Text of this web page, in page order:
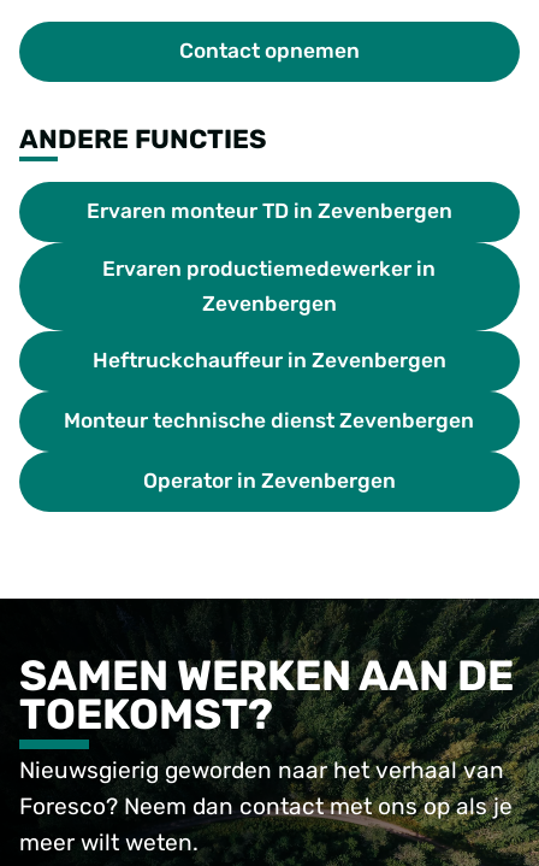
Contact opnemen
ANDERE FUNCTIES
Ervaren monteur TD in Zevenbergen
Ervaren productiemedewerker in
Zevenbergen
Heftruckchauffeur in Zevenbergen
Monteur technische dienst Zevenbergen
Operator in Zevenbergen
SAMEN WERKEN AAN DE
TOEKOMST?
Nieuwsgierig geworden naar het verhaal van
Foresco? Neem dan contact met ons op als je
meer wilt weten.